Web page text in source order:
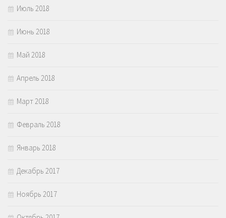
Июль 2018
Июнь 2018
Май 2018
Апрель 2018
Март 2018
Февраль 2018
Январь 2018
Декабрь 2017
Ноябрь 2017